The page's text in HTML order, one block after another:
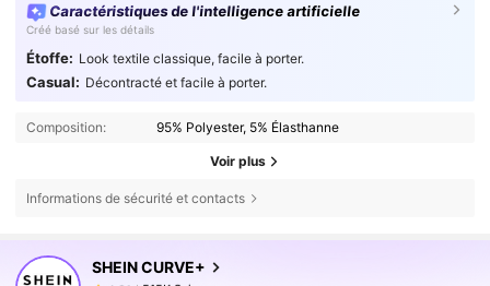
Caractéristiques de l'intelligence artificielle
Créé basé sur les détails
Étoffe: Look textile classique, facile à porter.
Casual: Décontracté et facile à porter.
Composition: 95% Polyester, 5% Élasthanne
Voir plus
Informations de sécurité et contacts
SHEIN CURVE+
4,81
515K Suiveurs